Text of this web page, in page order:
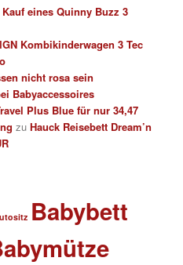
eines Quinny Buzz 3
Kombikinderwagen 3 Tec
nicht rosa sein
Babyaccessoires
Plus Blue für nur 34,47
zuHauck Reisebett Dream’n
Babybett